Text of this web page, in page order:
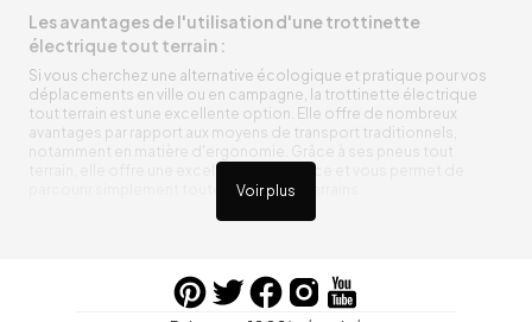
Voir plus
Les avantages de l'utilisation d'une trottinette
électrique tout terrain :
Si vous cherchez une alternative écologique et pratique pour vos
déplacements en ville ou en campagne, la trottinette électrique
tout terrain est une excellente option. Elle offre de nombreux
avantages par rapport aux moyens de transport traditionnels,
notamment en matière d'ergonomie. Grâce à ses pneus tout
terrain, elle offre une excellente adhérence et vous permet de
parcourir simplement toutes sortes de terrains.
Trottinette électrique tout terrain ergonomique
entre vos trajets, vous n’aurez pas à vous soucier de l’état de sa
batterie. De plus, elle est équipée de pneus résistants qui peuvent